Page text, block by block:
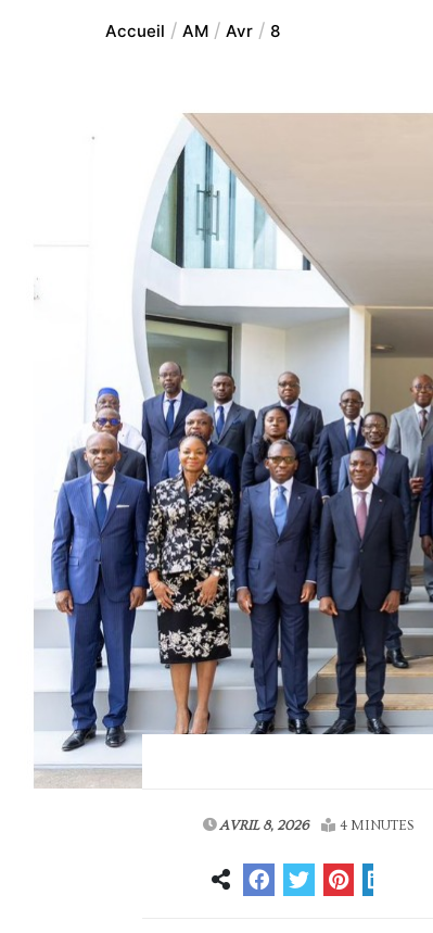
Accueil AM Avr 8
AVRIL 8, 2026 4 MINUTES